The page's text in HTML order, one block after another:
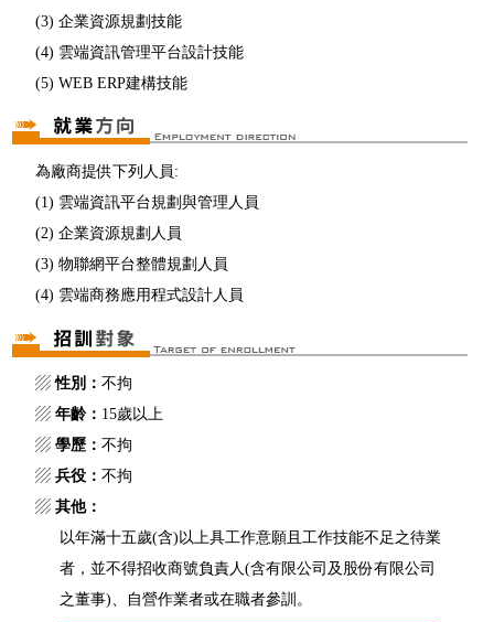
(3) 企業資源規劃技能
(4) 雲端資訊管理平台設計技能
(5) WEB ERP建構技能
為廠商提供下列人員:
(1) 雲端資訊平台規劃與管理人員
(2) 企業資源規劃人員
(3) 物聯網平台整體規劃人員
(4) 雲端商務應用程式設計人員
▨性別： 不拘
▨ 年齡： 15歲以上
▨ 學歷： 不拘
▨ 兵役： 不拘
▨ 其他：
以年滿十五歲(含)以上具工作意願且工作技能不足之待業
者，並不得招收商號負責人(含有限公司及股份有限公司
之董事)、自營作業者或在職者參訓。